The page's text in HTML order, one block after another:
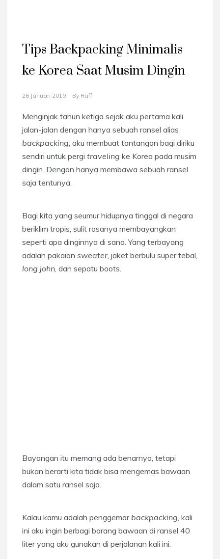
Tips Backpacking Minimalis
ke Korea Saat Musim Dingin
26 Januari 2019 By Raff
Menginjak tahun ketiga sejak aku pertama kali
jalan-jalan dengan hanya sebuah ransel alias
backpacking , aku membuat tantangan bagi diriku
sendiri untuk pergi traveling ke Korea pada musim
dingin. Dengan hanya membawa sebuah ransel
saja tentunya.
Bagi kita yang seumur hidupnya tinggal di negara
beriklim tropis, sulit rasanya membayangkan
seperti apa dinginnya di sana. Yang terbayang
adalah pakaian sweater , jaket berbulu super tebal,
long john , dan sepatu boots.
Bayangan itu memang ada benarnya, tetapi
bukan berarti kita tidak bisa mengemas bawaan
dalam satu ransel saja.
Kalau kamu adalah penggemar backpacking , kali
ini aku ingin berbagi barang bawaan di ransel 40
liter yang aku gunakan di perjalanan kali ini.